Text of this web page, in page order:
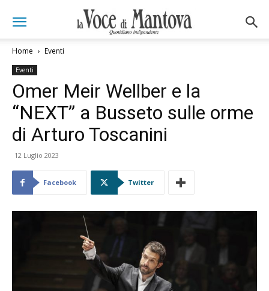
Home Eventi
Eventi
Omer Meir Wellber e la
“NEXT” a Busseto sulle orme
di Arturo Toscanini
12 Luglio 2023
Facebook Twitter